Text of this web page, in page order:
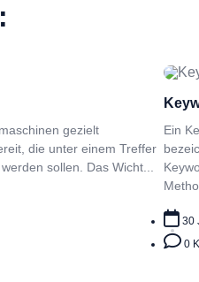
gezielt
die unter einem Treffer
sollen. Das Wicht...
Ein
30
0